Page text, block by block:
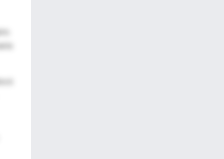
6